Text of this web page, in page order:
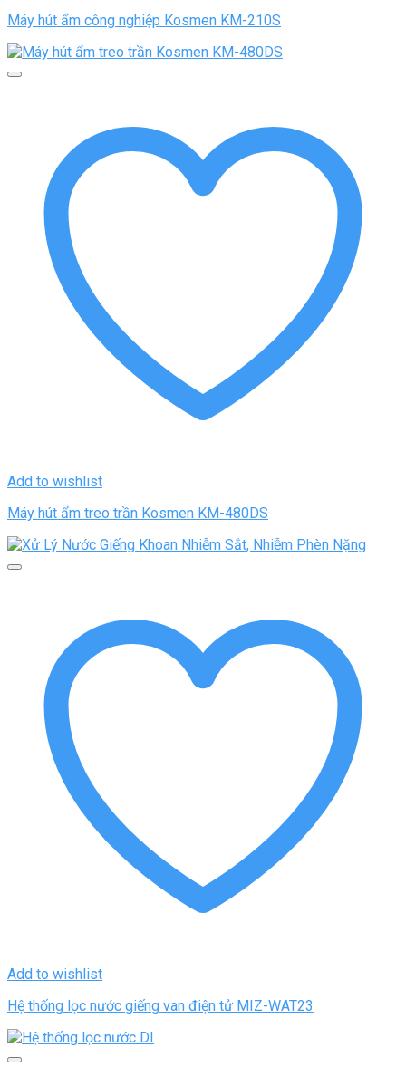
Máy hút ẩm công nghiệp Kosmen KM-210S
Add to wishlist
Máy hút ẩm treo trần Kosmen KM-480DS
Add to wishlist
Hệ thống lọc nước giếng van điện tử MIZ-WAT23